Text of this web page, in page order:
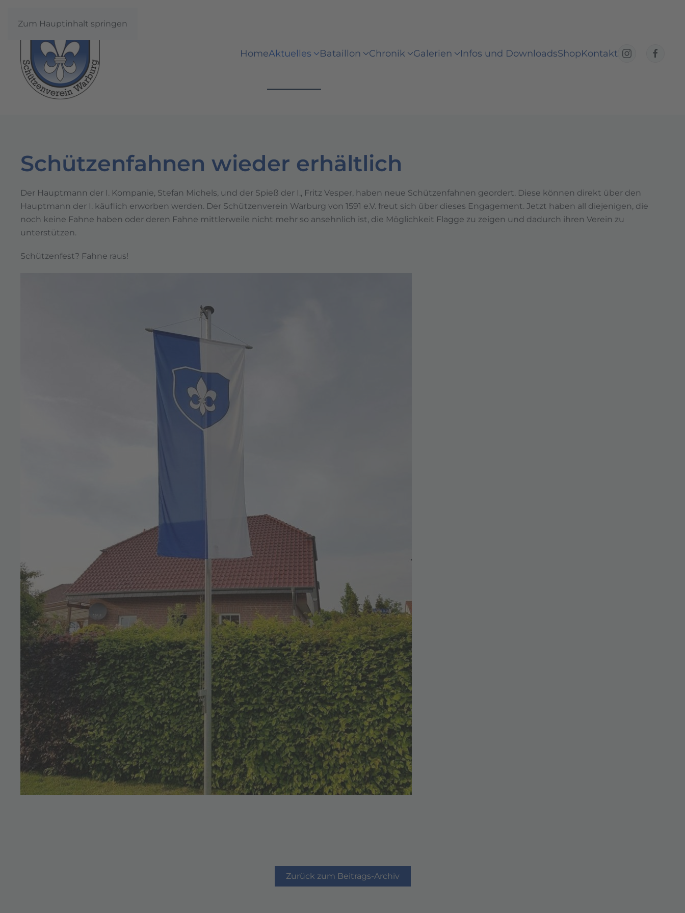
Zum Hauptinhalt springen
HomeAktuelles Bataillon Chronik Galerien Infos und DownloadsShopKontakt
Schützenfahnen wieder erhältlich
Der Hauptmann der I. Kompanie, Stefan Michels, und der Spieß der I., Fritz Vesper, haben neue Schützenfahnen geordert. Diese können direkt über den
Hauptmann der I. käuflich erworben werden. Der Schützenverein Warburg von 1591 e.V. freut sich über dieses Engagement. Jetzt haben all diejenigen, die
noch keine Fahne haben oder deren Fahne mittlerweile nicht mehr so ansehnlich ist, die Möglichkeit Flagge zu zeigen und dadurch ihren Verein zu
unterstützen.
Schützenfest? Fahne raus!
Zurück zum Beitrags-Archiv